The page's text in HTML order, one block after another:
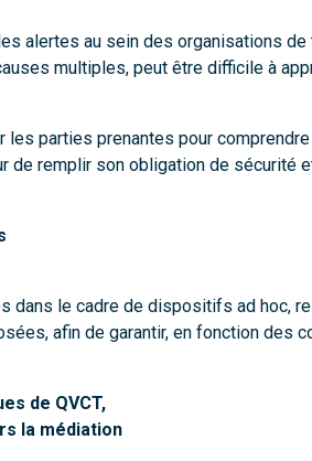
alertes au sein des organisations
multiples, peut être difficile à
parties prenantes pour
de remplir son obligation de
le cadre de dispositifs ad hoc,
afin de garantir, en fonction
de QVCT,
la médiation